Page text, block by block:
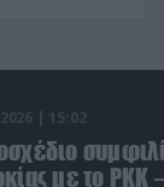
| 15:02
με το ΡΚΚ